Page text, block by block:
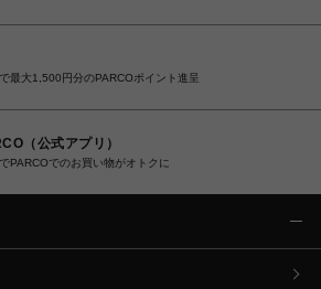
最大1,500円分のPARCOポイント進呈
（公式アプリ）
PARCOでのお買い物がオトクに